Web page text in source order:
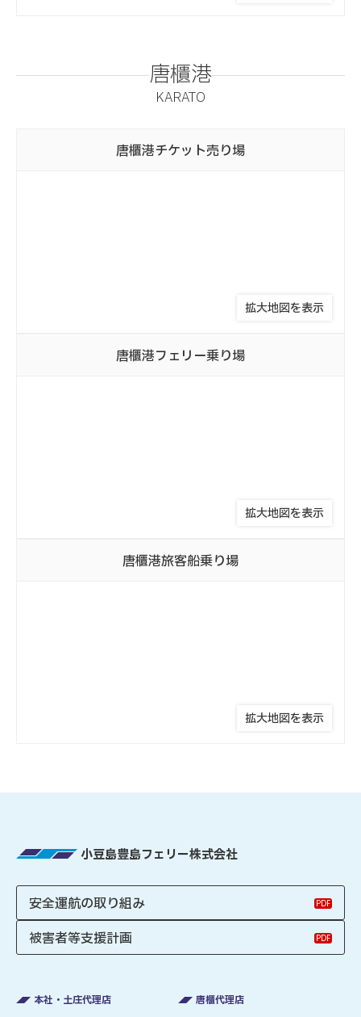
唐櫃港
KARATO
唐櫃港チケット売り場
拡大地図を表示
唐櫃港フェリー乗り場
拡大地図を表示
唐櫃港旅客船乗り場
拡大地図を表示
小豆島豊島フェリー株式会社
安全運航の取り組み
被害者等支援計画
本社・土庄代理店 唐櫃代理店